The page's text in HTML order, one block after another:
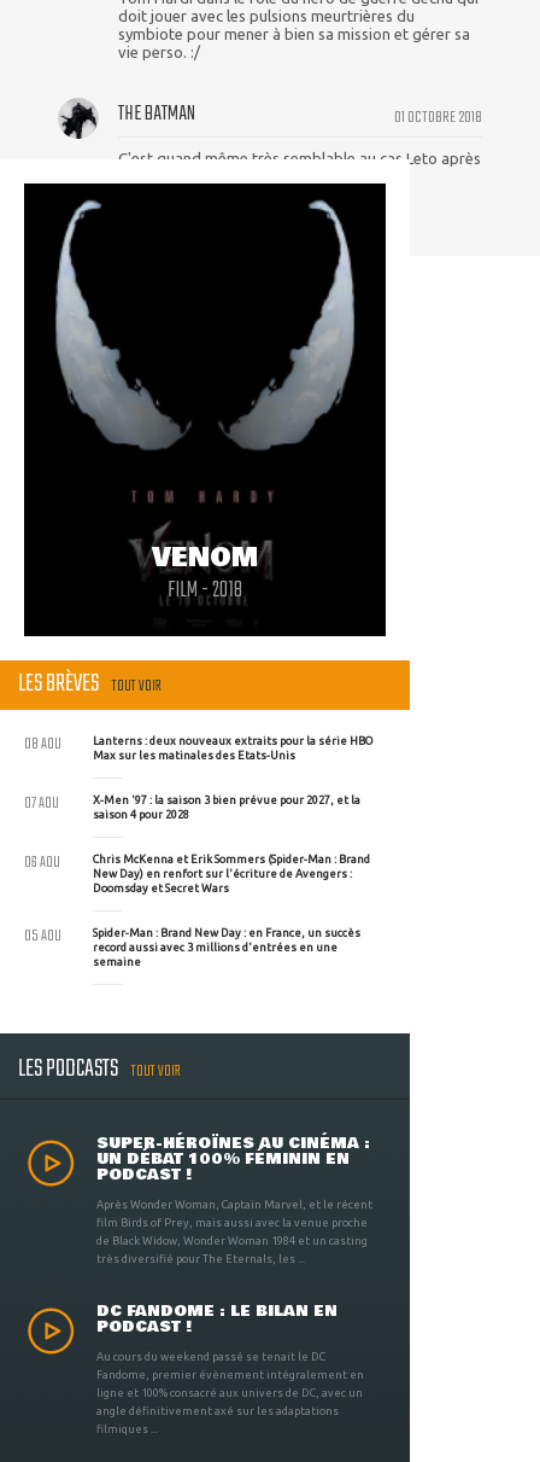
doit jouer avec les pulsions meurtrières du
symbiote pour mener à bien sa mission et gérer sa
vie perso. :/
01 OCTOBRE 2018
THE BATMAN
C'est quand même très semblable au cas Leto après
VENOM
FILM - 2018
LES BRÈVES TOUT VOIR
Lanterns : deux nouveaux extraits pour la série HBO
Max sur les matinales des Etats-Unis
08 AOU
X-Men '97 : la saison 3 bien prévue pour 2027, et la
saison 4 pour 2028
07 AOU
Chris McKenna et Erik Sommers (Spider-Man : Brand
New Day) en renfort sur l'écriture de Avengers :
Doomsday et Secret Wars
06 AOU
Spider-Man : Brand New Day : en France, un succès
record aussi avec 3 millions d'entrées en une
semaine
05 AOU
LES PODCASTS TOUT VOIR
SUPER-HÉROÏNES AU CINÉMA :
UN DÉBAT 100% FÉMININ EN
PODCAST !
Après Wonder Woman, Captain Marvel, et le récent
film Birds of Prey, mais aussi avec la venue proche
de Black Widow, Wonder Woman 1984 et un casting
très diversifié pour The Eternals, les ...
DC FANDOME : LE BILAN EN
PODCAST !
Au cours du weekend passé se tenait le DC
Fandome, premier évènement intégralement en
ligne et 100% consacré aux univers de DC, avec un
angle définitivement axé sur les adaptations
filmiques ...